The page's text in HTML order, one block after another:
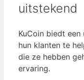
uitstekend
KuCoin biedt
hun klanten te
die ze hebben
ervaring.